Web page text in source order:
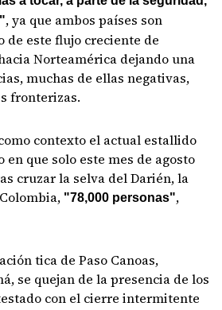
, ya que ambos países son
este flujo creciente de
Norteamérica dejando una
muchas de ellas negativas,
fronterizas.
contexto el actual estallido
que solo este mes de agosto
cruzar la selva del Darién, la
"78,000 personas",
tica de Paso Canoas,
se quejan de la presencia de los
con el cierre intermitente